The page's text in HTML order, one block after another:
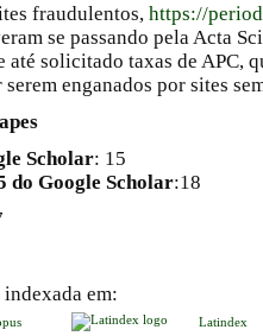
fraudulentos, https://
se passando pela Acta
solicitado taxas de APC,
enganados por sites
Scholar: 15
do Google Scholar:18
indexada em:
Latindex